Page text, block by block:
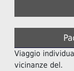
Viaggio
vicinanze del.